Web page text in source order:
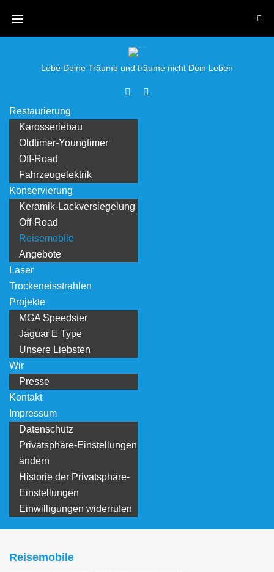
Lebe Deine Träume und träume nicht Dein Leben
Restaurierung
Karosseriebau
Oldtimer-Youngtimer
Off-Road
Fahrzeugelektrik
Konservierung
Keramik-Lackversiegelung
Off-Road
Reisemobile
Angebote
Laser
Trockeneisstrahlen
Projekte
MGA Speedster
Jaguar E Type
Unsere Liebsten
Wir
Presse
Kontakt
Impressum
Datenschutz
Privatsphäre-Einstellungen
ändern
Historie der Privatsphäre-
Einstellungen
Einwilligungen widerrufen
Reisemobile